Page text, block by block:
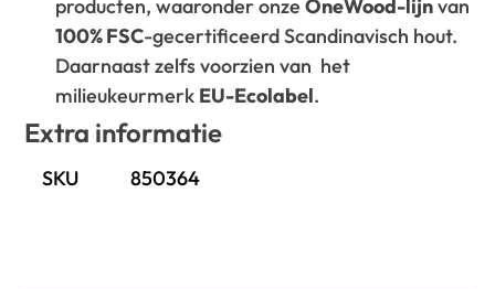
producten, waaronder onzeOneWood-lijnvan
100% FSC-gecertificeerd Scandinavisch hout.
Daarnaast zelfs voorzien van het
milieukeurmerk EU-Ecolabel.
Extra informatie
SKU 850364